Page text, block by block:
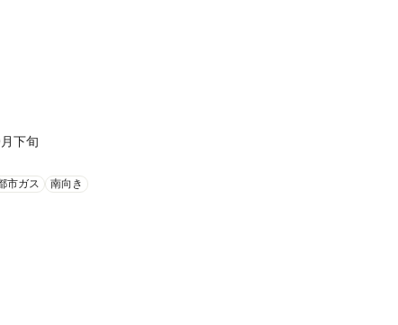
下旬
市ガス 南向き